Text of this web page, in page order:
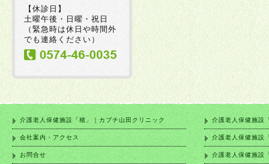
【休診日】
土曜午後・日曜・祝日
（緊急時は休日や時間外
でも連絡ください）
介護老人保健施設「穂」｜カブチ山田クリニック
会社案内・アクセス
お問合せ
介護老人保健施設
介護老人保健施設
介護老人保健施設